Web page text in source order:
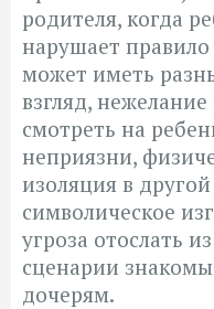
родителя, когда
нарушает
может иметь
взгляд,
смотреть на
неприязни,
изоляция в
символическое
угроза отослать
сценарии
дочерям.